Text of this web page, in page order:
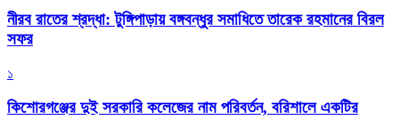
নীরব রাতের শ্রদ্ধা: টুঙ্গিপাড়ায় বঙ্গবন্ধুর সমাধিতে তারেক রহমানের বিরল
সফর
১
কিশোরগঞ্জের দুই সরকারি কলেজের নাম পরিবর্তন, বরিশালে একটির